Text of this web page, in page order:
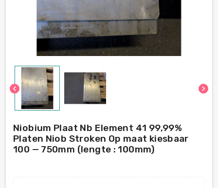
chevron_left chevron_right
Niobium Plaat Nb Element 41 99,99%
Platen Niob Stroken Op maat kiesbaar
100 — 750mm (lengte : 100mm)